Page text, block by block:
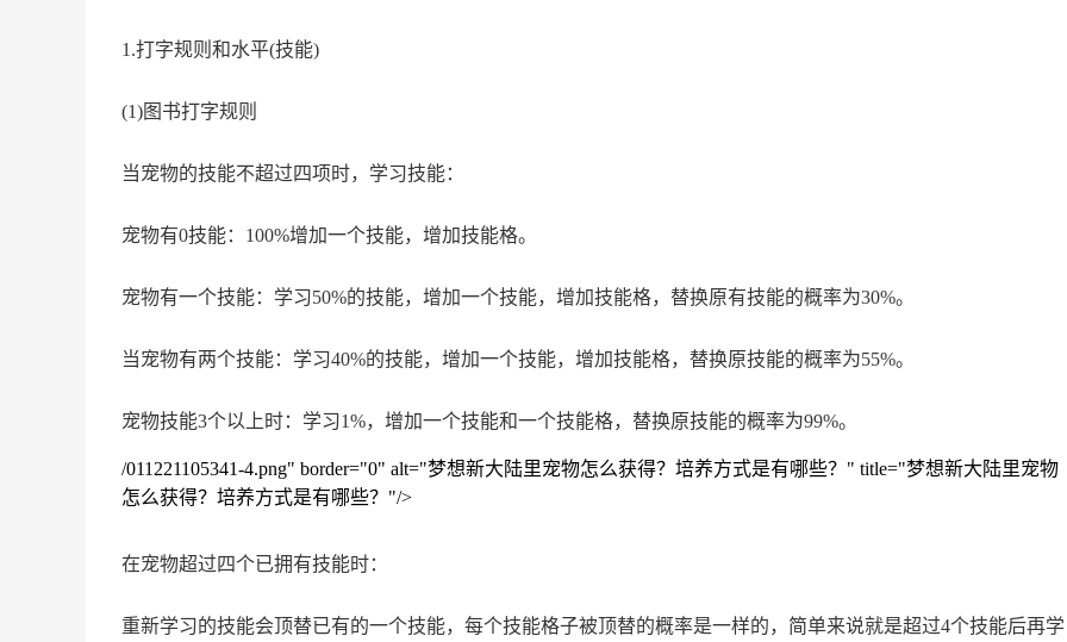
1.打字规则和水平(技能)
(1)图书打字规则
当宠物的技能不超过四项时，学习技能：
宠物有0技能：100%增加一个技能，增加技能格。
宠物有一个技能：学习50%的技能，增加一个技能，增加技能格，替换原有技能的概率为30%。
当宠物有两个技能：学习40%的技能，增加一个技能，增加技能格，替换原技能的概率为55%。
宠物技能3个以上时：学习1%，增加一个技能和一个技能格，替换原技能的概率为99%。
/011221105341-4.png" border="0" alt="梦想新大陆里宠物怎么获得？培养方式是有哪些？" title="梦想新大陆里宠物
怎么获得？培养方式是有哪些？"/>
在宠物超过四个已拥有技能时：
重新学习的技能会顶替已有的一个技能，每个技能格子被顶替的概率是一样的，简单来说就是超过4个技能后再学